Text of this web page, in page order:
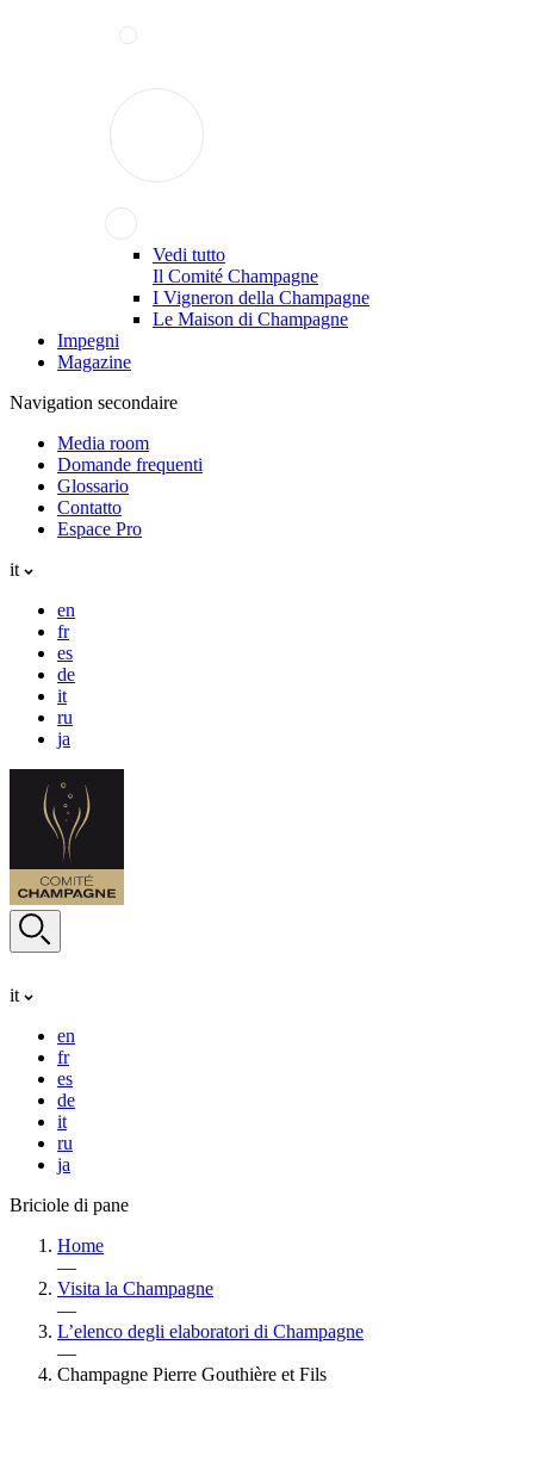
Vedi tutto
Il Comité Champagne
I Vigneron della Champagne
Le Maison di Champagne
Impegni
Magazine
Navigation secondaire
Media room
Domande frequenti
Glossario
Contatto
Espace Pro
it
en
fr
es
de
it
ru
ja
it
en
fr
es
de
it
ru
ja
Briciole di pane
Home
—
Visita la Champagne
—
L’elenco degli elaboratori di Champagne
—
Champagne Pierre Gouthière et Fils